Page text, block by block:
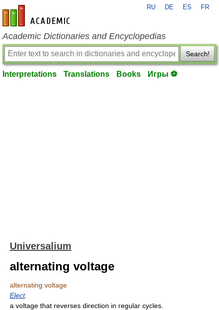
en-academic.com
RU DE ES FR
Academic Dictionaries and Encyclopedias
Search!
Interpretations Translations Books Игры ⚽
Universalium
alternating voltage
alternating voltage
Elect.
a voltage that reverses direction in regular cycles.